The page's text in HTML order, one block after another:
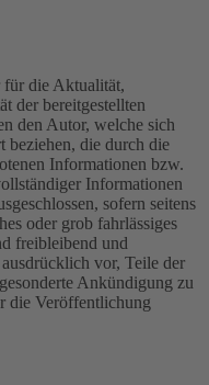
die Aktualität,
der bereitgestellten
den Autor, welche sich
beziehen, die durch die
Informationen bzw.
Informationen
sofern seitens
oder grob fahrlässiges
freibleibend und
vor, Teile der
Ankündigung zu
die Veröffentlichung